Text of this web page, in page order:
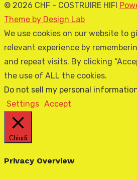
© 2026 CHF - COSTRUIRE HIFI
Theme by Design Lab
We use cookies on our website to
relevant experience by
and repeat visits. By clicking
the use of ALL the cookies.
Do not sell my personal
Settings Accept
Chiudi
Privacy Overview